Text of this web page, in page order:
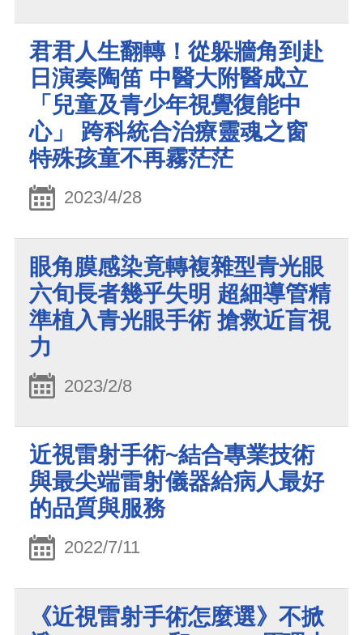
君君人生翻轉！從躲牆角到赴
日演奏陶笛 中醫大附醫成立
「兒童及青少年視覺復能中
心」 跨科統合治療靈魂之窗
特殊孩童不再霧茫茫
2023/4/28
眼角膜感染竟轉複雜型青光眼
六旬長者幾乎失明 超細導管精
準植入青光眼手術 搶救近盲視
力
2023/2/8
近視雷射手術~結合專業技術
與最尖端雷射儀器給病人最好
的品質與服務
2022/7/11
《近視雷射手術怎麼選》不掀